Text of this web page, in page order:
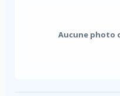
Aucune photo